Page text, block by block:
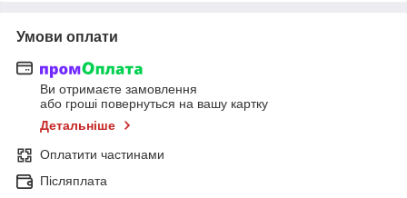
Умови оплати
Ви отримаєте замовлення
або гроші повернуться на вашу картку
Детальніше
Оплатити частинами
Післяплата